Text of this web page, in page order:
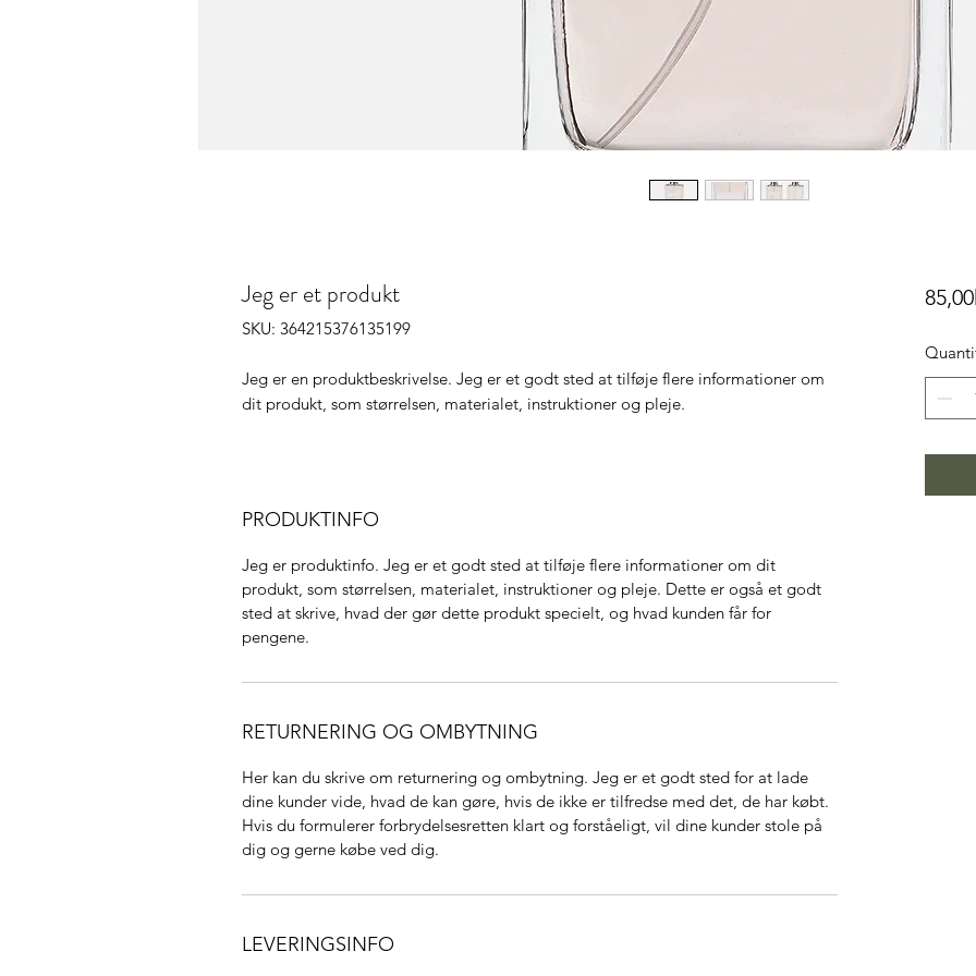
Jeg er et produkt
SKU: 364215376135199
Jeg er en produktbeskrivelse. Jeg er et godt sted at tilføje flere informationer om
dit produkt, som størrelsen, materialet, instruktioner og pleje.
PRODUKTINFO
Jeg er produktinfo. Jeg er et godt sted at tilføje flere informationer om dit
produkt, som størrelsen, materialet, instruktioner og pleje. Dette er også et godt
sted at skrive, hvad der gør dette produkt specielt, og hvad kunden får for
pengene.
RETURNERING OG OMBYTNING
Her kan du skrive om returnering og ombytning. Jeg er et godt sted for at lade
dine kunder vide, hvad de kan gøre, hvis de ikke er tilfredse med det, de har købt.
Hvis du formulerer forbrydelsesretten klart og forståeligt, vil dine kunder stole på
dig og gerne købe ved dig.
LEVERINGSINFO